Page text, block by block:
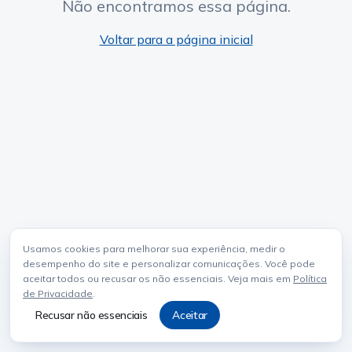
Usamos cookies para melhorar sua experiência, medir o
desempenho do site e personalizar comunicações. Você pode
aceitar todos ou recusar os não essenciais. Veja mais em Política
de Privacidade.
Recusar não essenciais Aceitar
Não encontramos essa página.
Voltar para a página inicial